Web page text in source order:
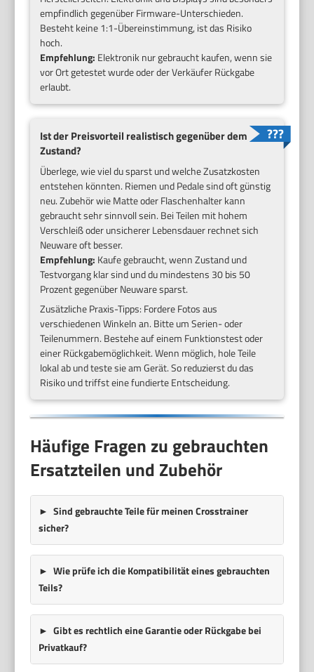
empfindlich gegenüber Firmware-Unterschieden.
Besteht keine 1:1-Übereinstimmung, ist das Risiko
hoch.
Empfehlung: Elektronik nur gebraucht kaufen, wenn sie
vor Ort getestet wurde oder der Verkäufer Rückgabe
erlaubt.
Ist der Preisvorteil realistisch gegenüber dem
Zustand?
Überlege, wie viel du sparst und welche Zusatzkosten
entstehen könnten. Riemen und Pedale sind oft günstig
neu. Zubehör wie Matte oder Flaschenhalter kann
gebraucht sehr sinnvoll sein. Bei Teilen mit hohem
Verschleiß oder unsicherer Lebensdauer rechnet sich
Neuware oft besser.
Empfehlung: Kaufe gebraucht, wenn Zustand und
Testvorgang klar sind und du mindestens 30 bis 50
Prozent gegenüber Neuware sparst.
Zusätzliche Praxis-Tipps: Fordere Fotos aus
verschiedenen Winkeln an. Bitte um Serien- oder
Teilenummern. Bestehe auf einem Funktionstest oder
einer Rückgabemöglichkeit. Wenn möglich, hole Teile
lokal ab und teste sie am Gerät. So reduzierst du das
Risiko und triffst eine fundierte Entscheidung.
Häufige Fragen zu gebrauchten
Ersatzteilen und Zubehör
Sind gebrauchte Teile für meinen Crosstrainer
sicher?
Wie prüfe ich die Kompatibilität eines gebrauchten
Teils?
Gibt es rechtlich eine Garantie oder Rückgabe bei
Privatkauf?